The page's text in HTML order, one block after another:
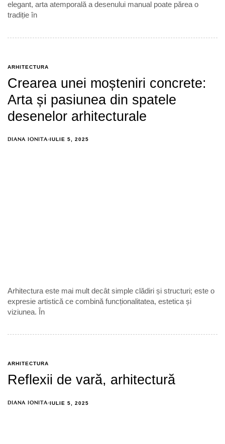
elegant, arta atemporală a desenului manual poate părea o
tradiție în
ARHITECTURA
Crearea unei moșteniri concrete:
Arta și pasiunea din spatele
desenelor arhitecturale
DIANA IONITA IULIE 5, 2025
Arhitectura este mai mult decât simple clădiri și structuri; este o
expresie artistică ce combină funcționalitatea, estetica și
viziunea. În
ARHITECTURA
Reflexii de vară, arhitectură
DIANA IONITA IULIE 5, 2025